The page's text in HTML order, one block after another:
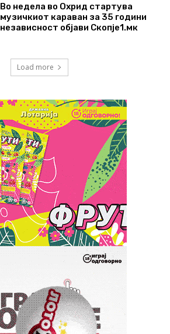
Во недела во Охрид стартува
музичкиот караван за 35 години
независност објави Скопје1.мк
Load more